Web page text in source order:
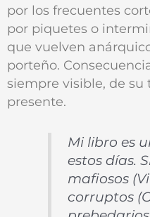
por los frecuentes
por piquetes o
que vuelven
porteño.
siempre visible, de su
presente.
Mi libro es
estos días.
mafiosos
corruptos